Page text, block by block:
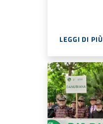
LEGGI DI PIÙ